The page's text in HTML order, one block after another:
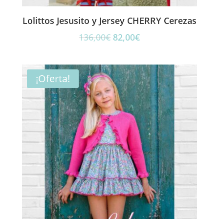
Lolittos Jesusito y Jersey CHERRY Cerezas
136,00€ El
original
era:
136,00€.
82,00€El
actual
es:
82,00€.
¡Oferta!